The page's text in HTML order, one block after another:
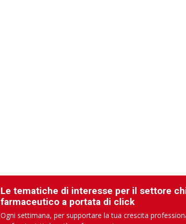
Le tematiche di interesse per il settore
farmaceutico a portata di click
Ogni settimana, per supportare la tua crescita